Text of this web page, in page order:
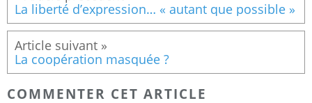
La liberté d’expression… « autant que possible »
La coopération masquée ?
COMMENTER CET ARTICLE